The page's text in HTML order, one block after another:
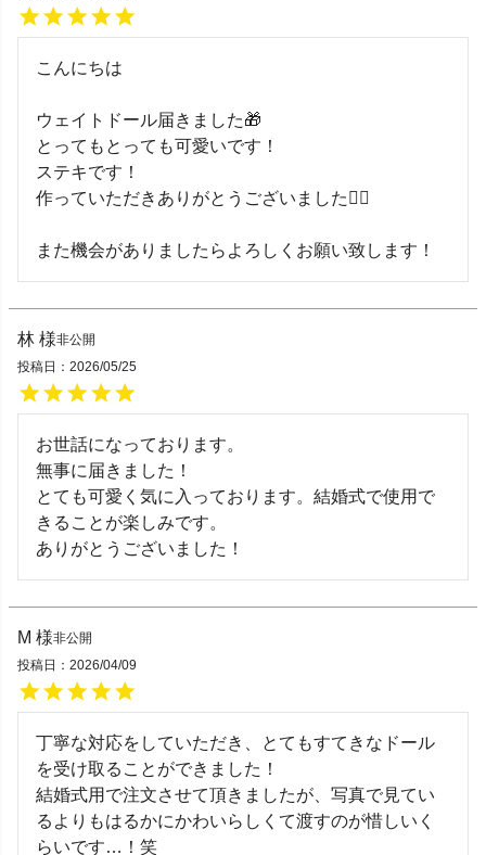
こんにちは
ウェイトドール届きました🎁
とってもとっても可愛いです！
ステキです！
作っていただきありがとうございました🙇‍♀️
また機会がありましたらよろしくお願い致します！
林
非公開
投稿日
2026/05/25
お世話になっております。
無事に届きました！
とても可愛く気に入っております。結婚式で使用で
きることが楽しみです。
ありがとうございました！
M
非公開
投稿日
2026/04/09
丁寧な対応をしていただき、とてもすてきなドール
を受け取ることができました！
結婚式用で注文させて頂きましたが、写真で見てい
るよりもはるかにかわいらしくて渡すのが惜しいく
らいです…！笑